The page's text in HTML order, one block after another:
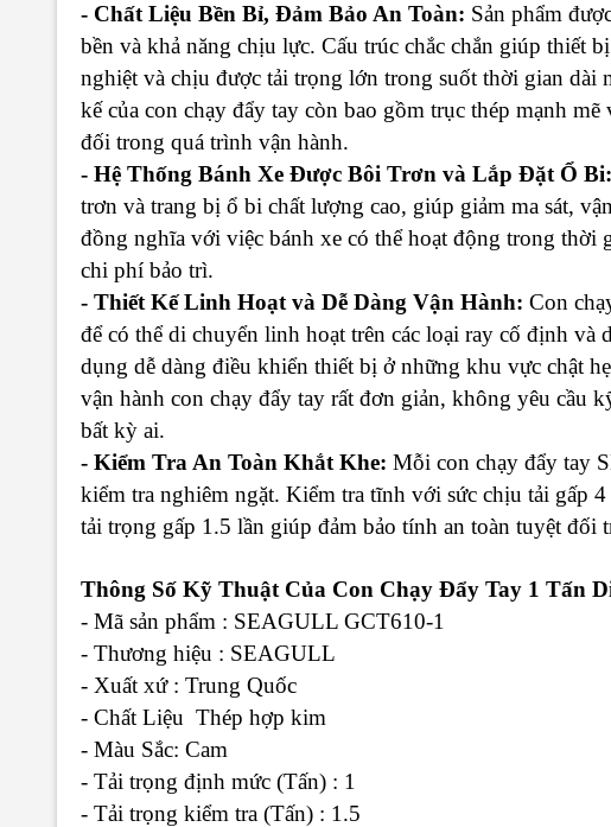
- Chất Liệu Bền Bỉ, Đảm Bảo An Toàn: Sản phẩm
bền và khả năng chịu lực. Cấu trúc chắc chắn giúp thiết
nghiệt và chịu được tải trọng lớn trong suốt thời gian dài
kế của con chạy đẩy tay còn bao gồm trục thép mạnh
đối trong quá trình vận hành.
- Hệ Thống Bánh Xe Được Bôi Trơn và Lắp Đặt Ổ Bi:
trơn và trang bị ổ bi chất lượng cao, giúp giảm ma sát,
đồng nghĩa với việc bánh xe có thể hoạt động trong thời
chi phí bảo trì.
- Thiết Kế Linh Hoạt và Dễ Dàng Vận Hành: Con
để có thể di chuyển linh hoạt trên các loại ray cố định
dụng dễ dàng điều khiển thiết bị ở những khu vực chật
vận hành con chạy đẩy tay rất đơn giản, không yêu cầu
bất kỳ ai.
- Kiểm Tra An Toàn Khắt Khe: Mỗi con chạy đẩy tay
kiểm tra nghiêm ngặt. Kiểm tra tĩnh với sức chịu tải gấp
tải trọng gấp 1.5 lần giúp đảm bảo tính an toàn tuyệt
Thông Số Kỹ Thuật Của Con Chạy Đẩy Tay 1 Tấn
- Mã sản phẩm : SEAGULL GCT610-1
- Thương hiệu : SEAGULL
- Xuất xứ : Trung Quốc
- Chất Liệu Thép hợp kim
- Màu Sắc: Cam
- Tải trọng định mức (Tấn) : 1
- Tải trọng kiểm tra (Tấn) : 1.5